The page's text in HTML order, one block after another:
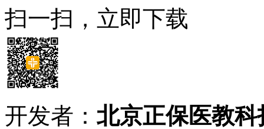
扫一扫，立即下载
开发者： 北京正保医教